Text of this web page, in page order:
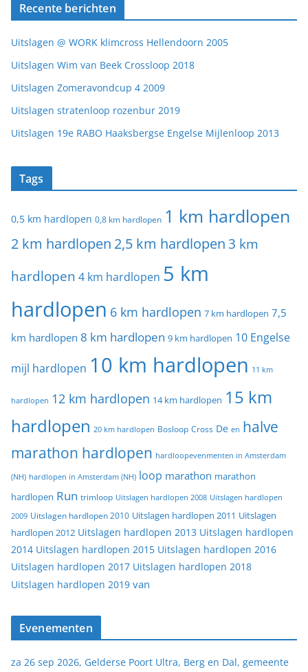
Recente berichten
Uitslagen @ WORK klimcross Hellendoorn 2005
Uitslagen Wim van Beek Crossloop 2018
Uitslagen Zomeravondcup 4 2009
Uitslagen stratenloop rozenbur 2019
Uitslagen 19e RABO Haaksbergse Engelse Mijlenloop 2013
Tags
0,5 km hardlopen 0,8 km hardlopen 1 km hardlopen
2 km hardlopen 2,5 km hardlopen 3 km
hardlopen 4 km hardlopen 5 km
hardlopen 6 km hardlopen 7 km hardlopen 7,5
km hardlopen 8 km hardlopen 9 km hardlopen 10 Engelse
mijl hardlopen 10 km hardlopen 11 km
hardlopen 12 km hardlopen 14 km hardlopen 15 km
hardlopen 20 km hardlopen Bosloop Cross De en halve
marathon hardlopen hardloopevenmenten in Amsterdam
(NH) hardlopen in Amsterdam (NH) loop marathon marathon
hardlopen Run trimloop Uitslagen hardlopen 2008 Uitslagen hardlopen
2009 Uitslagen hardlopen 2010 Uitslagen hardlopen 2011 Uitslagen
hardlopen 2012 Uitslagen hardlopen 2013 Uitslagen hardlopen
2014 Uitslagen hardlopen 2015 Uitslagen hardlopen 2016
Uitslagen hardlopen 2017 Uitslagen hardlopen 2018
Uitslagen hardlopen 2019 van
Evenementen
za 26 sep 2026, Gelderse Poort Ultra, Berg en Dal, gemeente